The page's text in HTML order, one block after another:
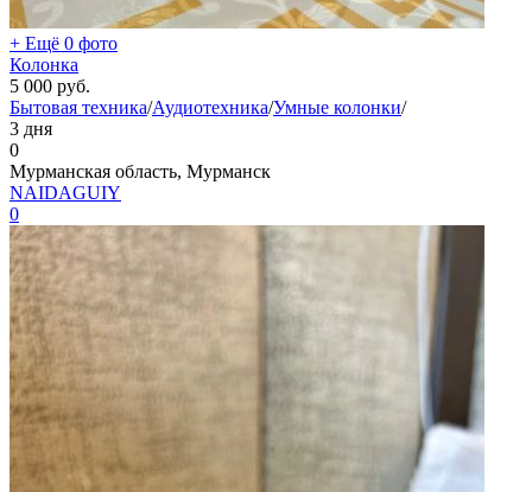
+ Ещё 0 фото
Колонка
5 000 руб.
Бытовая техника/Аудиотехника/Умные колонки/
3 дня
0
Мурманская область, Мурманск
NAIDAGUIY
0